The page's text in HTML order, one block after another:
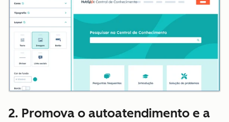
2. Promova o autoatendimento e a